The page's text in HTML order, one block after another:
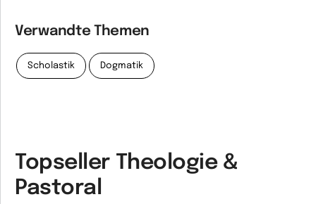
Verwandte Themen
Scholastik Dogmatik
Topseller Theologie &
Pastoral